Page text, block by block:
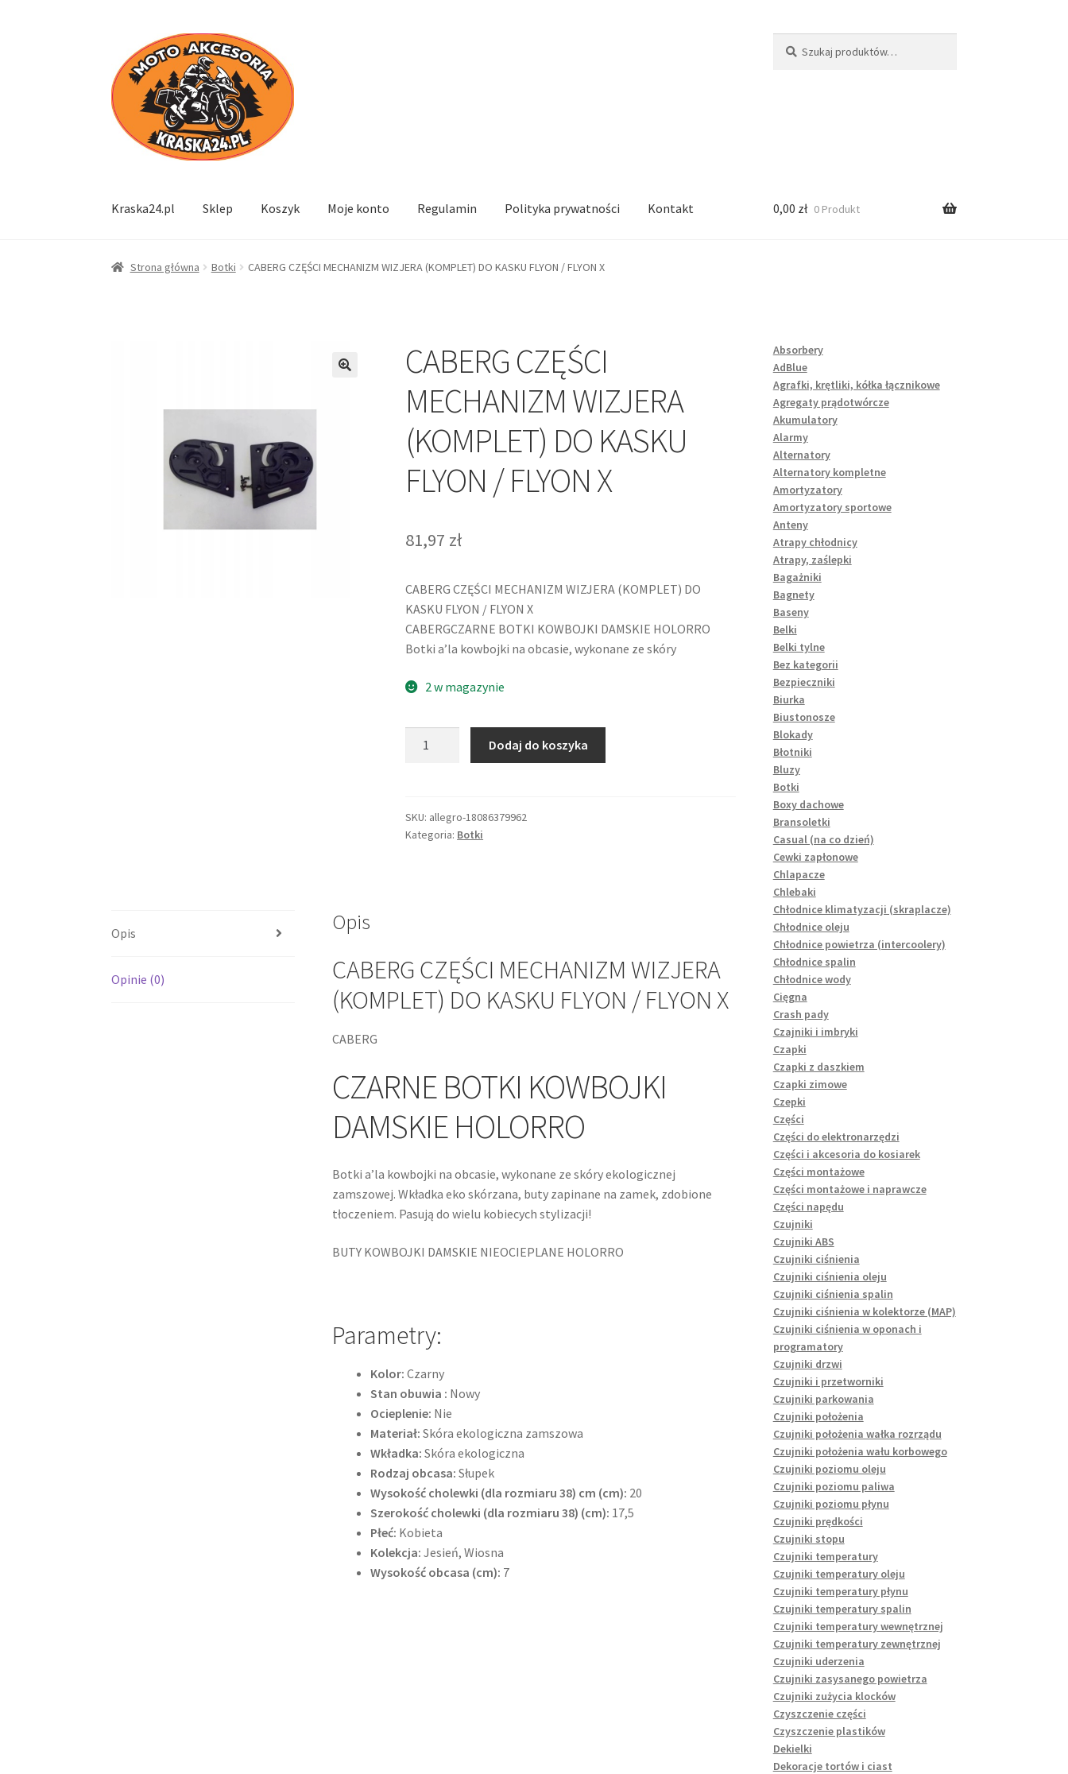
Przejdź
do
nawigacji
Przejdź
do
treści
Kraska24.pl Sklep Koszyk Moje konto Regulamin Polityka prywatności Kontakt 0,00 zł 0 Produkt
Strona główna Botki CABERG CZĘŚCI MECHANIZM WIZJERA (KOMPLET) DO KASKU FLYON / FLYON X
CABERG CZĘŚCI
MECHANIZM WIZJERA
(KOMPLET) DO KASKU
FLYON / FLYON X
81,97 zł
CABERG CZĘŚCI MECHANIZM WIZJERA (KOMPLET) DO
KASKU FLYON / FLYON X
CABERGCZARNE BOTKI KOWBOJKI DAMSKIE HOLORRO
Botki a’la kowbojki na obcasie, wykonane ze skóry
2 w magazynie
WIZJERA
(KOMPLET)
Dodaj do koszyka
SKU: allegro-18086379962
Kategoria: Botki
Opis
Opinie (0)
Opis
CABERG CZĘŚCI MECHANIZM WIZJERA
(KOMPLET) DO KASKU FLYON / FLYON X
CABERG
CZARNE BOTKI KOWBOJKI
DAMSKIE HOLORRO
Botki a’la kowbojki na obcasie, wykonane ze skóry ekologicznej
zamszowej. Wkładka eko skórzana, buty zapinane na zamek, zdobione
tłoczeniem. Pasują do wielu kobiecych stylizacji!
BUTY KOWBOJKI DAMSKIE NIEOCIEPLANE HOLORRO
Parametry:
Kolor: Czarny
Stan obuwia : Nowy
Ocieplenie: Nie
Materiał: Skóra ekologiczna zamszowa
Wkładka: Skóra ekologiczna
Rodzaj obcasa: Słupek
Wysokość cholewki (dla rozmiaru 38) cm (cm): 20
Szerokość cholewki (dla rozmiaru 38) (cm): 17,5
Płeć: Kobieta
Kolekcja: Jesień, Wiosna
Wysokość obcasa (cm): 7
Absorbery
AdBlue
Agrafki, krętliki, kółka łącznikowe
Agregaty prądotwórcze
Akumulatory
Alarmy
Alternatory
Alternatory kompletne
Amortyzatory
Amortyzatory sportowe
Anteny
Atrapy chłodnicy
Atrapy, zaślepki
Bagażniki
Bagnety
Baseny
Belki
Belki tylne
Bez kategorii
Bezpieczniki
Biurka
Biustonosze
Blokady
Błotniki
Bluzy
Botki
Boxy dachowe
Bransoletki
Casual (na co dzień)
Cewki zapłonowe
Chlapacze
Chlebaki
Chłodnice klimatyzacji (skraplacze)
Chłodnice oleju
Chłodnice powietrza (intercoolery)
Chłodnice spalin
Chłodnice wody
Cięgna
Crash pady
Czajniki i imbryki
Czapki
Czapki z daszkiem
Czapki zimowe
Czepki
Części
Części do elektronarzędzi
Części i akcesoria do kosiarek
Części montażowe
Części montażowe i naprawcze
Części napędu
Czujniki
Czujniki ABS
Czujniki ciśnienia
Czujniki ciśnienia oleju
Czujniki ciśnienia spalin
Czujniki ciśnienia w kolektorze (MAP)
Czujniki ciśnienia w oponach i
programatory
Czujniki drzwi
Czujniki i przetworniki
Czujniki parkowania
Czujniki położenia
Czujniki położenia wałka rozrządu
Czujniki położenia wału korbowego
Czujniki poziomu oleju
Czujniki poziomu paliwa
Czujniki poziomu płynu
Czujniki prędkości
Czujniki stopu
Czujniki temperatury
Czujniki temperatury oleju
Czujniki temperatury płynu
Czujniki temperatury spalin
Czujniki temperatury wewnętrznej
Czujniki temperatury zewnętrznej
Czujniki uderzenia
Czujniki zasysanego powietrza
Czujniki zużycia klocków
Czyszczenie części
Czyszczenie plastików
Dekielki
Dekoracje tortów i ciast